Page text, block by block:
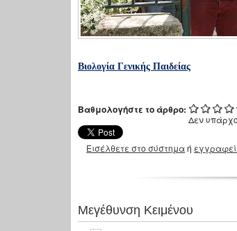
Βιολογία Γενικής Παιδείας
Βαθμολογήστε το άρθρο:
Δεν
Εισέλθετε στο σύστημαή
Μεγέθυνση Κειμένου